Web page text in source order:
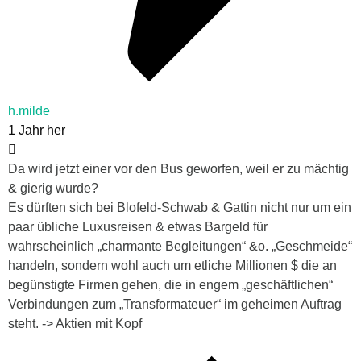
h.milde
1 Jahr her
Da wird jetzt einer vor den Bus geworfen, weil er zu mächtig
& gierig wurde?
Es dürften sich bei Blofeld-Schwab & Gattin nicht nur um ein
paar übliche Luxusreisen & etwas Bargeld für
wahrscheinlich „charmante Begleitungen“ &o. „Geschmeide“
handeln, sondern wohl auch um etliche Millionen $ die an
begünstigte Firmen gehen, die in engem „geschäftlichen“
Verbindungen zum „Transformateuer“ im geheimen Auftrag
steht. -> Aktien mit Kopf